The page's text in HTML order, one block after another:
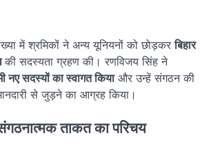
में श्रमिकों ने अन्य यूनियनों को छोड़करबिहार
की सदस्यता ग्रहण की। रणविजय सिंह ने
नए सदस्यों का स्वागत कियाऔर उन्हें संगठन की
से जुड़ने का आग्रह किया।
ताकत का परिचय